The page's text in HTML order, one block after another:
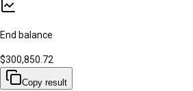
End balance
$300,850.72
Copy result